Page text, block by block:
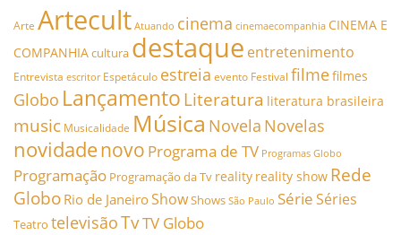
Arte Artecult Atuando cinema cinemaecompanhia CINEMA E
COMPANHIAcultura destaque entretenimento
Entrevista escritor Espetáculo estreia evento Festival filmefilmes
Globo Lançamento Literatura literatura brasileira
music Musicalidade Música Novela Novelas
novidadenovo Programa de TV Programas Globo
Programação Programação da Tv reality reality show Rede
Globo Rio de JaneiroShowShows São Paulo SérieSéries
Teatro televisãoTvTV Globo